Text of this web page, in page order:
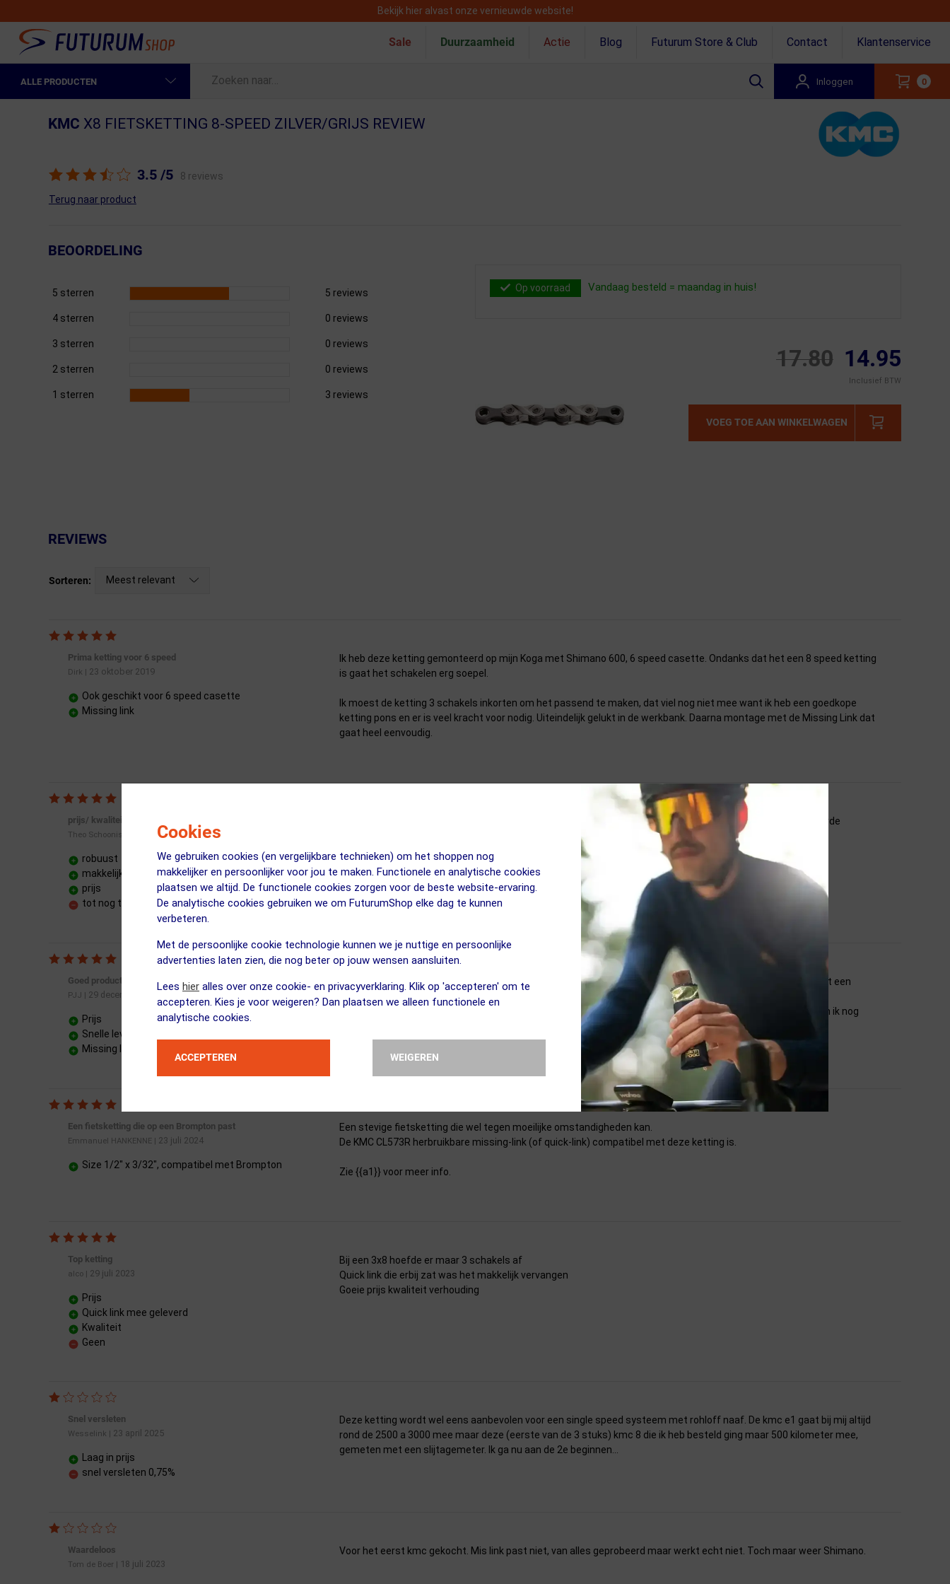
Cookies
We gebruiken cookies (en vergelijkbare technieken) om het shoppen nog
makkelijker en persoonlijker voor jou te maken. Functionele en analytische cookies
plaatsen we altijd. De functionele cookies zorgen voor de beste website-ervaring.
De analytische cookies gebruiken we om FuturumShop elke dag te kunnen
verbeteren.
Met de persoonlijke cookie technologie kunnen we je nuttige en persoonlijke
advertenties laten zien, die nog beter op jouw wensen aansluiten.
Lees hier alles over onze cookie- en privacyverklaring. Klik op 'accepteren' om te
accepteren. Kies je voor weigeren? Dan plaatsen we alleen functionele en
analytische cookies.
ACCEPTEREN WEIGEREN
Bekijk hier alvast onze vernieuwde website!
Sale Duurzaamheid Actie Blog Futurum Store & Club Contact Klantenservice
ALLE PRODUCTEN
Fietsonderdelen
Fietselektronica
Sportvoeding en Verzorging
Fietstassen & Rugzakken
Fietsendragers & Fietskoffers
Fietstrainers
Hardlopen
Overige sporten & cadeaubon
Inloggen 0
KMC X8 FIETSKETTING 8-SPEED ZILVER/GRIJS REVIEW
3.5 /5 8 reviews
Terug naar product
BEOORDELING
5 sterren 5 reviews
4 sterren 0 reviews
3 sterren 0 reviews
2 sterren 0 reviews
1 sterren 3 reviews
Op voorraad Vandaag besteld = maandag in huis!
17.80 14.95
Inclusief BTW
VOEG TOE AAN WINKELWAGEN
REVIEWS
Sorteren: Meest relevant
Prima ketting voor 6 speed
Dirk | 23 oktober 2019
Ook geschikt voor 6 speed casette
Missing link
Ik heb deze ketting gemonteerd op mijn Koga met Shimano 600, 6 speed casette. Ondanks dat het een 8 speed ketting
is gaat het schakelen erg soepel.
Ik moest de ketting 3 schakels inkorten om het passend te maken, dat viel nog niet mee want ik heb een goedkope
ketting pons en er is veel kracht voor nodig. Uiteindelijk gelukt in de werkbank. Daarna montage met de Missing Link dat
gaat heel eenvoudig.
prijs/ kwaliteit
Theo Schoonis 27 mei 2024
robuust
makkelijk te leggen, met mee geleverde quicklink
prijs
tot nog toe geen.
Ik heb deze ketting besteld voor vaders touring fiets, de ketting voelt voldoende robuust aan, en mee geleverde
quicklink's maken het eenvoudig om de ketting te monteren. de prijs meer dan waard.
Goed product voor een nette prijs.
PJJ | 29 december 2019
Prijs
Snelle levering
Missing link
Deze ketting heb ik aangeschaft na het lezen van ervaringen van anderen om te gebruiken in combinatie met een
Rohloffnaaf.
De ketting werd snel geleverd en was eenvoudig te monteren met de missing link. Over de duurzaamheid kan ik nog
Een fietsketting die op een Brompton past
Emmanuel HANKENNE| 23 juli 2024
Size 1/2" x 3/32", compatibel met Brompton
Een stevige fietsketting die wel tegen moeilijke omstandigheden kan.
De KMC CL573R herbruikbare missing-link (of quick-link) compatibel met deze ketting is.
Zie {{a1}} voor meer info.
Top ketting
alco| 29 juli 2023
Prijs
Quick link mee geleverd
Kwaliteit
Geen
Bij een 3x8 hoefde er maar 3 schakels af
Quick link die erbij zat was het makkelijk vervangen
Goeie prijs kwaliteit verhouding
Snel versleten
Wesselink | 23 april 2025
Laag in prijs
snel versleten 0,75%
Deze ketting wordt wel eens aanbevolen voor een single speed systeem met rohloff naaf. De kmc e1 gaat bij mij altijd
rond de 2500 a 3000 mee maar deze (eerste van de 3 stuks) kmc 8 die ik heb besteld ging maar 500 kilometer mee,
gemeten met een slijtagemeter. Ik ga nu aan de 2e beginnen...
Waardeloos
Tom de Boer | 18 juli 2023
Voor het eerst kmc gekocht. Mis link past niet, van alles geprobeerd maar werkt echt niet. Toch maar weer Shimano.